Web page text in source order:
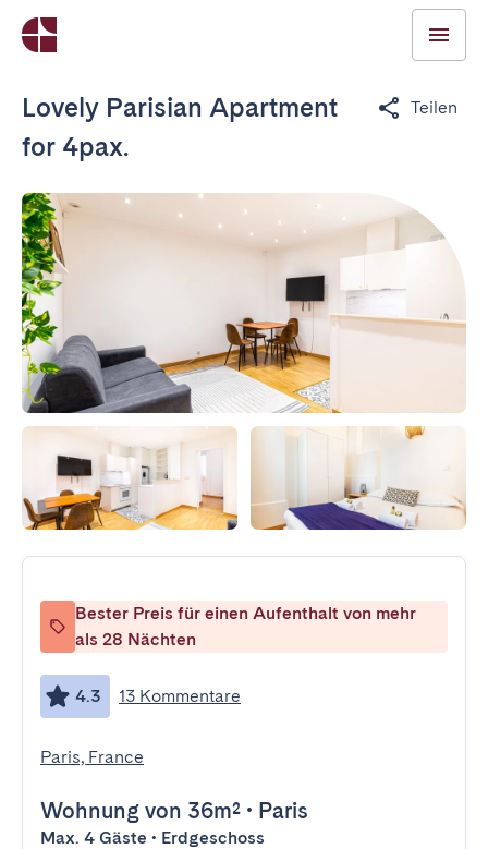
Lovely Parisian Apartment
for 4pax.
Teilen
Bester Preis für einen Aufenthalt von mehr
als 28 Nächten
4.3 13 Kommentare
Paris, France
Wohnung von 36m² • Paris
Max. 4 Gäste • Erdgeschoss